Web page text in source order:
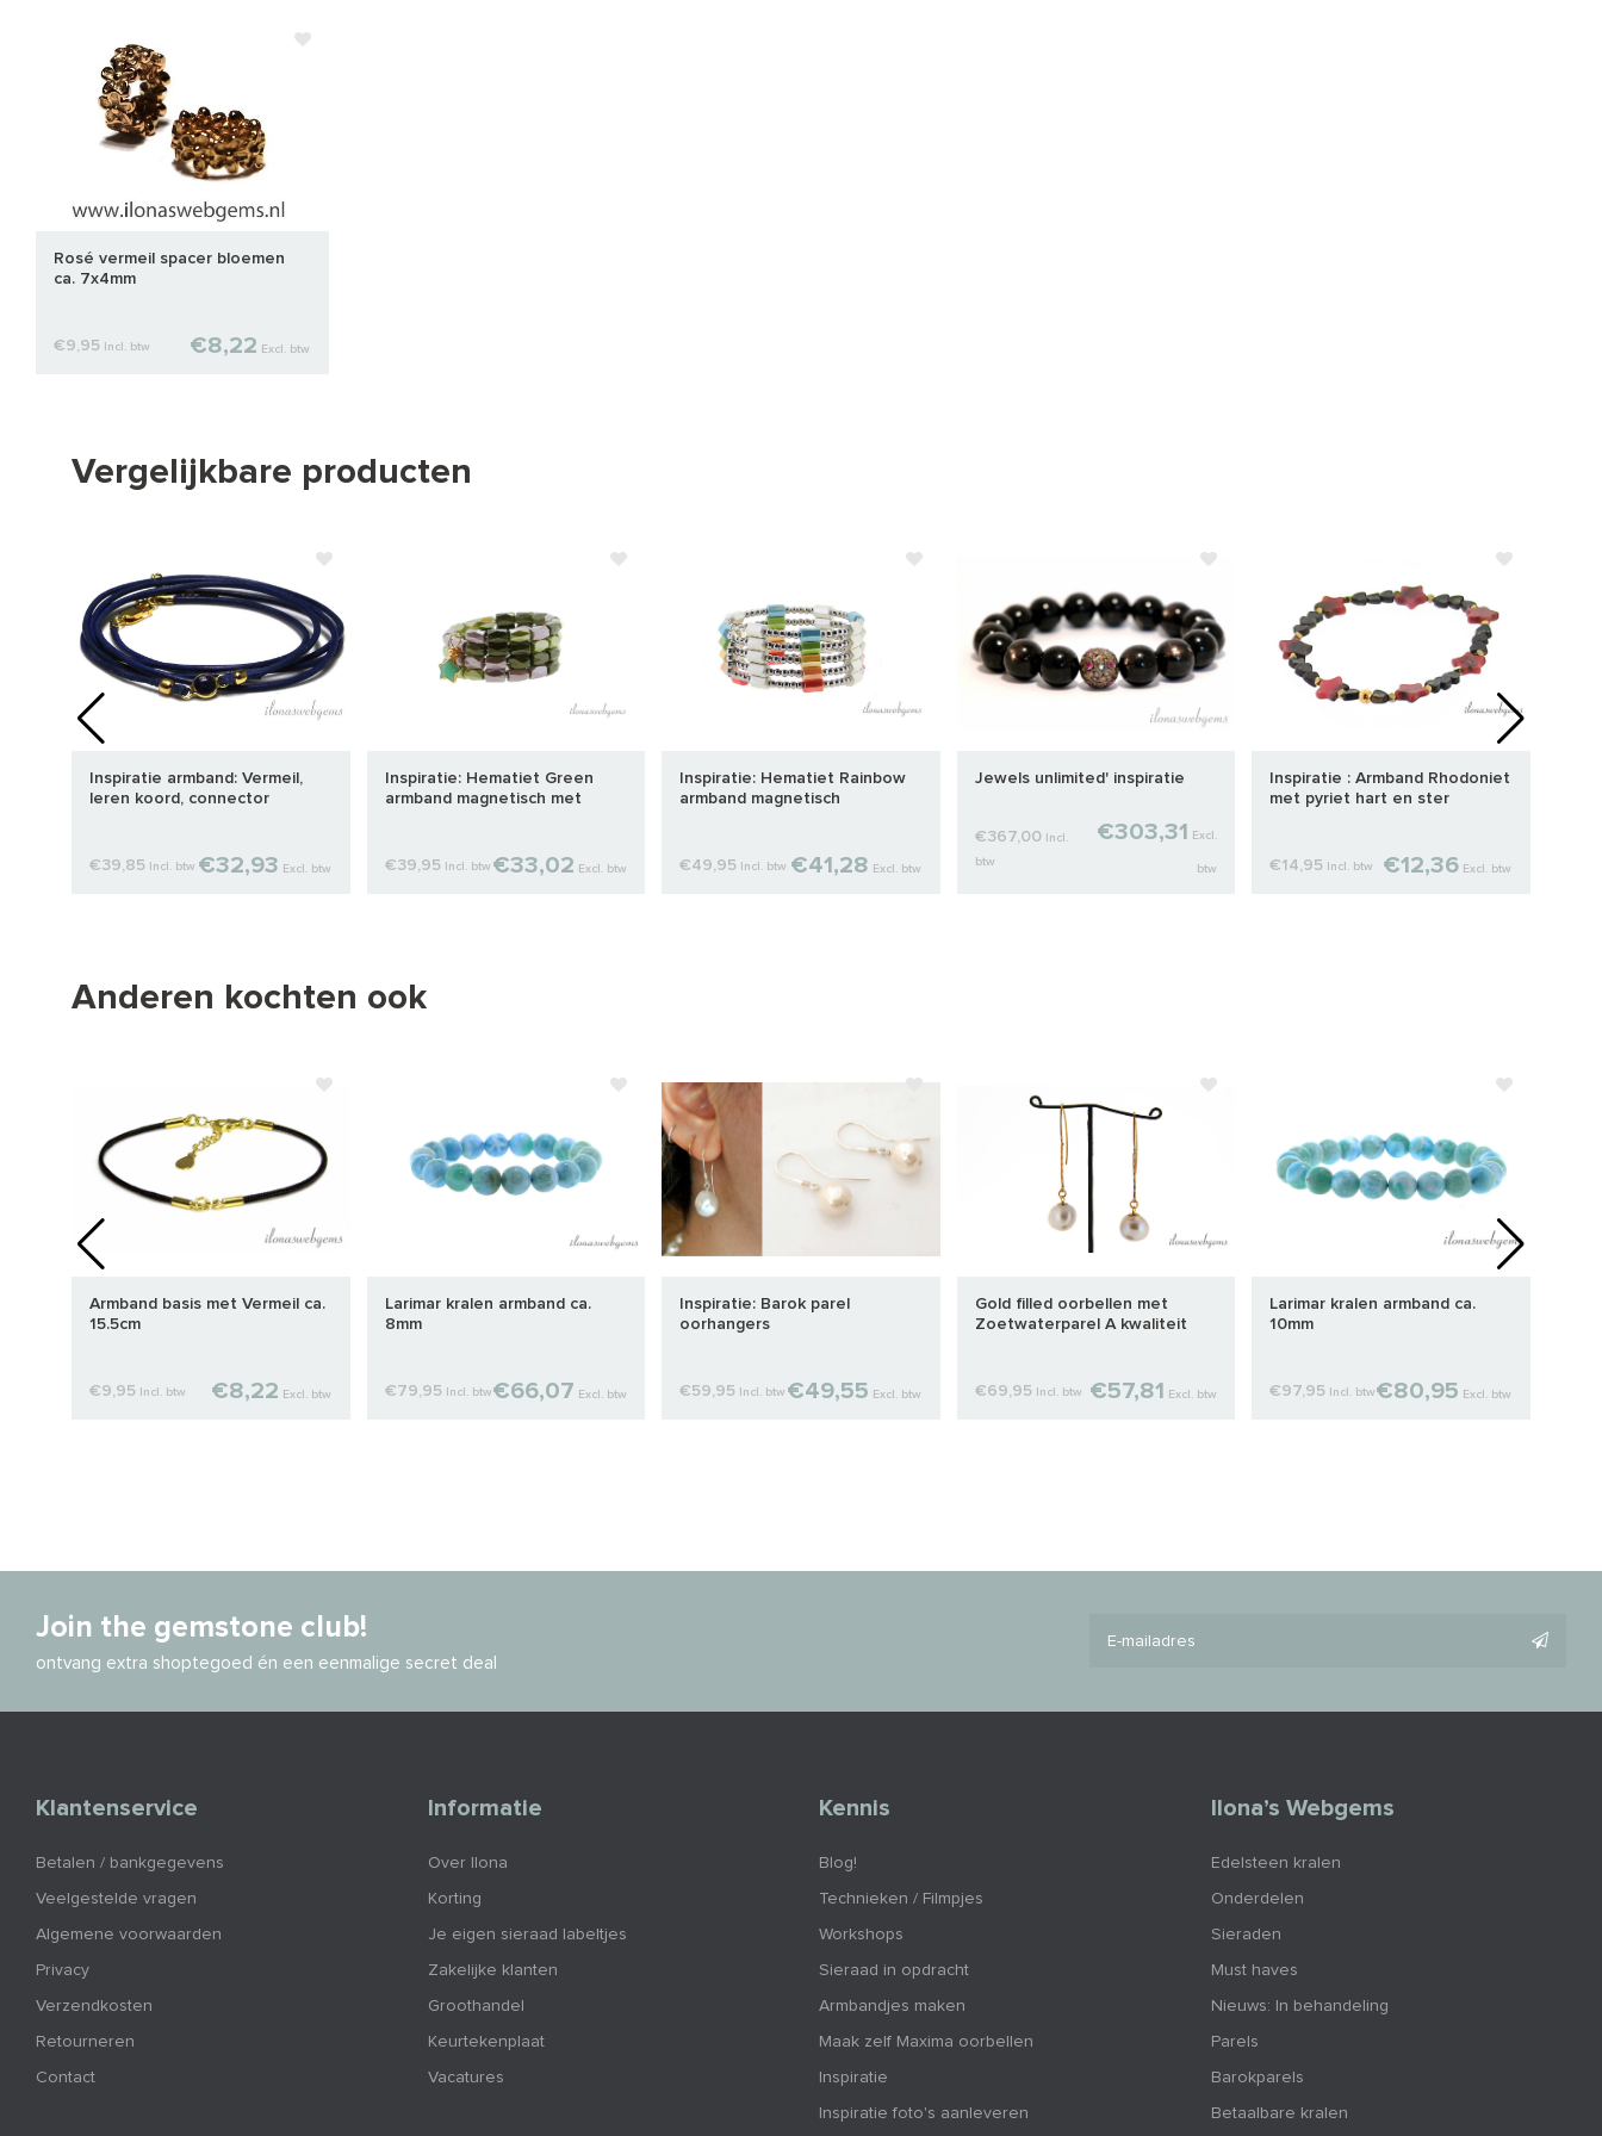
Rosé vermeil spacer bloemen
ca. 7x4mm
€9,95 Incl. btw €8,22 Excl. btw
Vergelijkbare producten
Inspiratie armband: Vermeil,
leren koord, connector
€39,85 Incl. btw €32,93 Excl. btw
Inspiratie: Hematiet Green
armband magnetisch met
€39,95 Incl. btw €33,02 Excl. btw
Inspiratie: Hematiet Rainbow
armband magnetisch
€49,95 Incl. btw €41,28 Excl. btw
Jewels unlimited' inspiratie
€367,00
Incl.
btw
€303,31 Excl.
btw
Inspiratie : Armband Rhodoniet
met pyriet hart en ster
€14,95 Incl. btw €12,36 Excl. btw
Anderen kochten ook
Armband basis met Vermeil ca.
15.5cm
€9,95 Incl. btw €8,22 Excl. btw
Larimar kralen armband ca.
8mm
€79,95 Incl. btw €66,07 Excl. btw
Inspiratie: Barok parel
oorhangers
€59,95 Incl. btw €49,55 Excl. btw
Gold filled oorbellen met
Zoetwaterparel A kwaliteit
€69,95 Incl. btw €57,81 Excl. btw
Larimar kralen armband ca.
10mm
€97,95 Incl. btw €80,95 Excl. btw
Join the gemstone club!
ontvang extra shoptegoed én een eenmalige secret deal
Klantenservice
Betalen / bankgegevens
Veelgestelde vragen
Algemene voorwaarden
Privacy
Verzendkosten
Retourneren
Contact
Informatie
Over Ilona
Korting
Je eigen sieraad labeltjes
Zakelijke klanten
Groothandel
Keurtekenplaat
Vacatures
Kennis
Blog!
Technieken / Filmpjes
Workshops
Sieraad in opdracht
Armbandjes maken
Maak zelf Maxima oorbellen
Inspiratie
Inspiratie foto's aanleveren
Ilona’s Webgems
Edelsteen kralen
Onderdelen
Sieraden
Must haves
Nieuws: In behandeling
Parels
Barokparels
Betaalbare kralen